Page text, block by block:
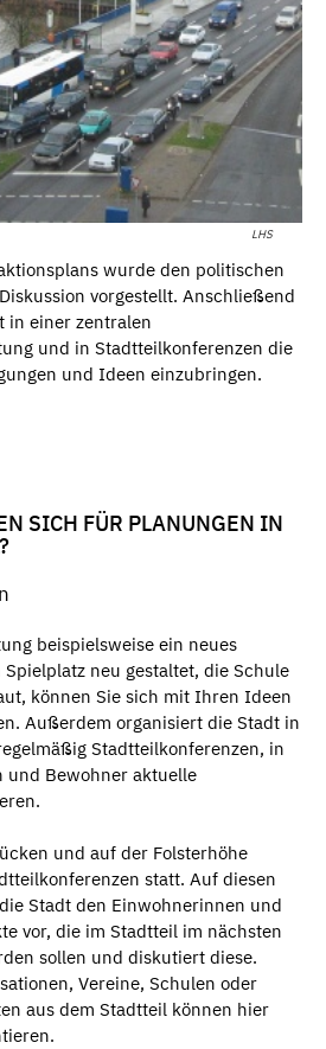
LHS
wurde den politischen
vorgestellt. Anschließend
in einer zentralen
und in Stadtteilkonferenzen die
und Ideen einzubringen.
SICH FÜR PLANUNGEN IN
beispielsweise ein neues
neu gestaltet, die Schule
können Sie sich mit Ihren Ideen
Außerdem organisiert die Stadt in
Stadtteilkonferenzen, in
und Bewohner aktuelle
und auf der Folsterhöhe
statt. Auf diesen
Stadt den Einwohnerinnen und
vor, die im Stadtteil im nächsten
sollen und diskutiert diese.
Vereine, Schulen oder
aus dem Stadtteil können hier